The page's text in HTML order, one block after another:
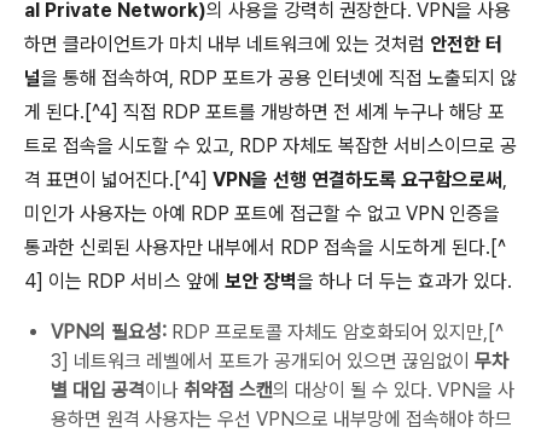
al Private Network)의 사용을 강력히 권장한다. VPN을 사용
하면 클라이언트가 마치 내부 네트워크에 있는 것처럼 안전한 터
널을 통해 접속하여, RDP 포트가 공용 인터넷에 직접 노출되지 않
게 된다.[^4] 직접 RDP 포트를 개방하면 전 세계 누구나 해당 포
트로 접속을 시도할 수 있고, RDP 자체도 복잡한 서비스이므로 공
격 표면이 넓어진다.[^4] VPN을 선행 연결하도록 요구함으로써 ,
미인가 사용자는 아예 RDP 포트에 접근할 수 없고 VPN 인증을
통과한 신뢰된 사용자만 내부에서 RDP 접속을 시도하게 된다.[^
4] 이는 RDP 서비스 앞에 보안 장벽을 하나 더 두는 효과가 있다.
VPN의 필요성: RDP 프로토콜 자체도 암호화되어 있지만,[^
3] 네트워크 레벨에서 포트가 공개되어 있으면 끊임없이 무차
별 대입 공격이나 취약점 스캔의 대상이 될 수 있다. VPN을 사
용하면 원격 사용자는 우선 VPN으로 내부망에 접속해야 하므